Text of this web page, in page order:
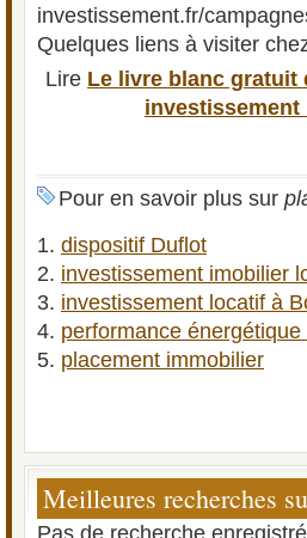
investissement.fr/
Quelques liens à visiter
Lire Le livre blanc gratuit
Pour en savoir plus sur
dispositif Duflot
investissement imobilier
investissement locatif à
performance
placement immobilier
Meilleures recherches
Pas de recherche